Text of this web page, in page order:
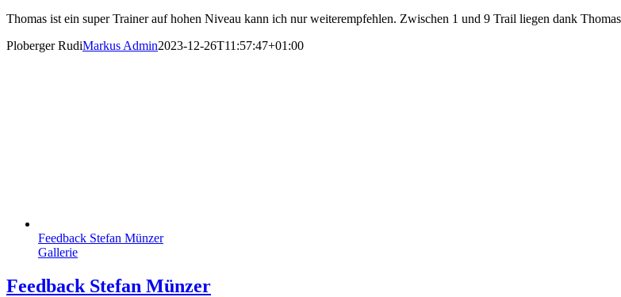
Thomas ist ein super Trainer auf hohen Niveau kann ich nur weiterempfehlen. Zwischen 1 und 9 Trail liegen dank
Ploberger RudiMarkus Admin2023-12-26T11:57:47+01:00
Feedback Stefan Münzer
Gallerie
Feedback Stefan Münzer